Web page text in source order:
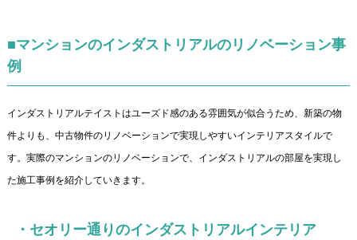
■マンションのインダストリアルのリノベーション事
例
インダストリアルテイストはユーズド感のある雰囲気が似合うため、新築の物
件よりも、中古物件のリノベーションで実現しやすいインテリアスタイルで
す。実際のマンションのリノベーションで、インダストリアルの部屋を実現し
た施工事例を紹介していきます。
・セオリー通りのインダストリアルインテリア